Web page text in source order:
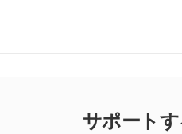
サポート